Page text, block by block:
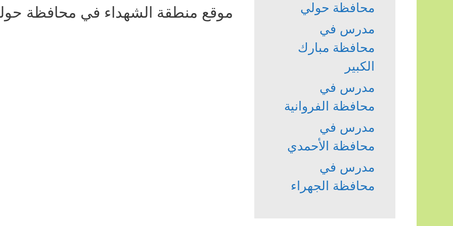
موقع منطقة الشهداء في محافظة
محافظة حولي
مدرس في
محافظة مبارك
الكبير
مدرس في
محافظة الفروانية
مدرس في
محافظة الأحمدي
مدرس في
محافظة الجهراء